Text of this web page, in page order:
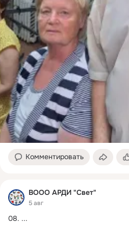
Комментировать
ВООО АРДИ "Свет"
5 авг
08. ...